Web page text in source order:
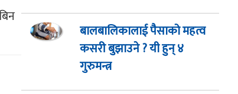
बालबालिकालाई पैसाको महत्व
कसरी बुझाउने ? यी हुन् ४
गुरुमन्त्र